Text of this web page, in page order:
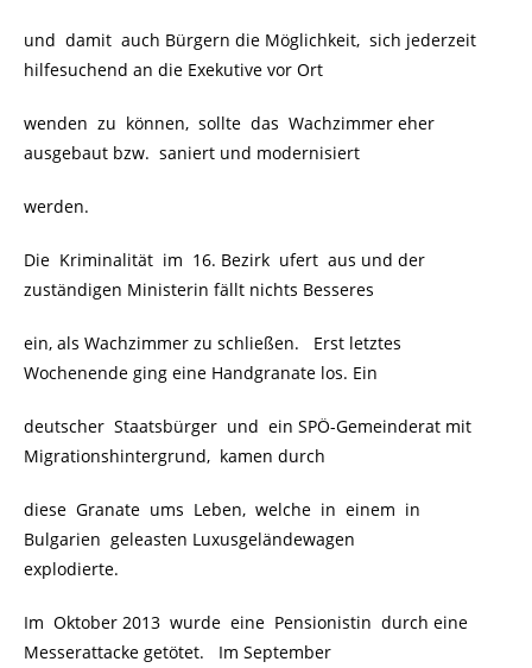
und damit auch Bürgern die Möglichkeit, sich jederzeit
hilfesuchend an die Exekutive vor Ort
wenden zu können, sollte das Wachzimmer eher
ausgebaut bzw. saniert und modernisiert
werden.
Die Kriminalität im 16. Bezirk ufert aus und der
zuständigen Ministerin fällt nichts Besseres
ein, als Wachzimmer zu schließen. Erst letztes
Wochenende ging eine Handgranate los. Ein
deutscher Staatsbürger und ein SPÖ-Gemeinderat mit
Migrationshintergrund, kamen durch
diese Granate ums Leben, welche in einem in
Bulgarien geleasten Luxusgeländewagen
explodierte.
Im Oktober 2013 wurde eine Pensionistin durch eine
Messerattacke getötet. Im September